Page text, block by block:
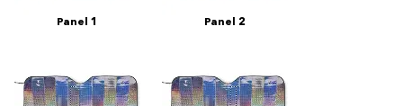
Panel 1 Panel 2